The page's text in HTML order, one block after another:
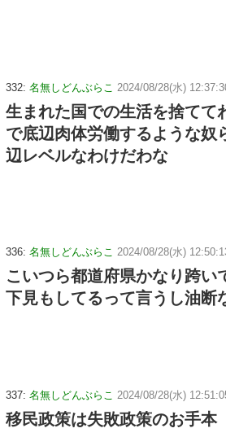
332: 名無しどんぶらこ 2024/08/28(水)
生まれた国での生活を捨てて
で底辺肉体労働するような奴
辺レベルなわけだわな
336: 名無しどんぶらこ 2024/08/28(水)
こいつら都道府県かなり跨い
下見もしてるって言うし油断
337: 名無しどんぶらこ 2024/08/28(水)
移民政策は失敗政策のお手本